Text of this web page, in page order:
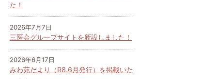
た！
2026年7月7日
三医会グループサイトを新設しました！
2026年6月17日
みわ苑だより（R8.6月発行）を掲載いた